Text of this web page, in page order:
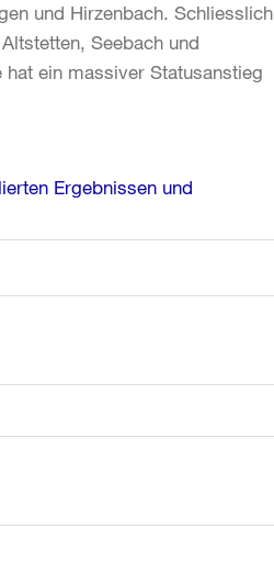
und Hirzenbach. Schliesslich
Seebach und
ein massiver Statusanstieg
Ergebnissen und